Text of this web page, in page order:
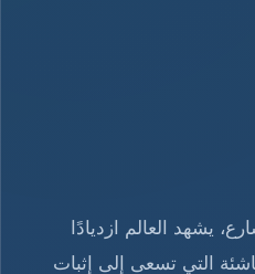
يشهد العالم ازديادًا
التي تسعى إلى إثبات